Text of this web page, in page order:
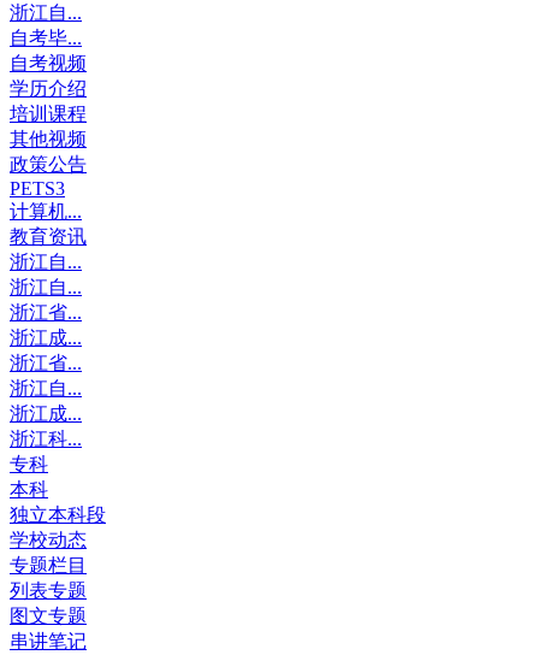
浙江自...
自考毕...
自考视频
学历介绍
培训课程
其他视频
政策公告
PETS3
计算机...
教育资讯
浙江自...
浙江自...
浙江省...
浙江成...
浙江省...
浙江自...
浙江成...
浙江科...
专科
本科
独立本科段
学校动态
专题栏目
列表专题
图文专题
串讲笔记